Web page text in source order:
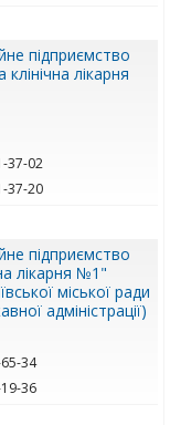
підприємство
лікарня
37-02
37-20
підприємство
лікарня №1"
міської ради
адміністрації)
34
36